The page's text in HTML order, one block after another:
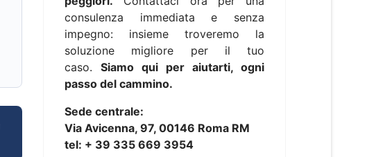
consulenza immediata e senza
impegno: insieme troveremo la
soluzione migliore per il tuo
caso. Siamo qui per aiutarti, ogni
passo del cammino.
Sede centrale:
Via Avicenna, 97, 00146 Roma RM
tel: + 39 335 669 3954